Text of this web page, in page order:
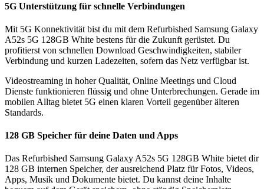
5G Unterstützung für schnelle Verbindungen
Mit 5G Konnektivität bist du mit dem Refurbished Samsung Galaxy
A52s 5G 128GB White bestens für die Zukunft gerüstet. Du
profitierst von schnellen Download Geschwindigkeiten, stabiler
Verbindung und kurzen Ladezeiten, sofern das Netz verfügbar ist.
Videostreaming in hoher Qualität, Online Meetings und Cloud
Dienste funktionieren flüssig und ohne Unterbrechungen. Gerade im
mobilen Alltag bietet 5G einen klaren Vorteil gegenüber älteren
Standards.
128 GB Speicher für deine Daten und Apps
Das Refurbished Samsung Galaxy A52s 5G 128GB White bietet dir
128 GB internen Speicher, der ausreichend Platz für Fotos, Videos,
Apps, Musik und Dokumente bietet. Du kannst deine Inhalte